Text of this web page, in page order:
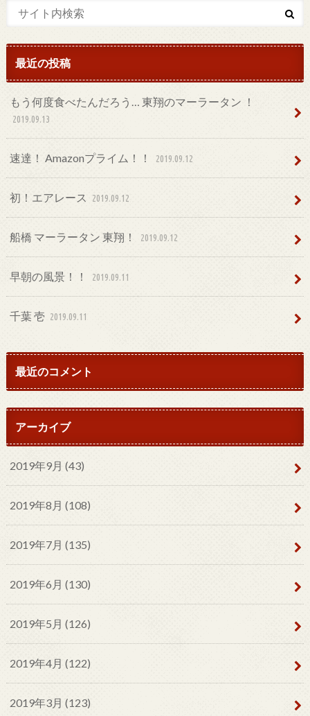
最近の投稿
もう何度食べたんだろう… 東翔のマーラータン ！
2019.09.13
速達！ Amazonプライム！！ 2019.09.12
初！エアレース 2019.09.12
船橋 マーラータン 東翔！ 2019.09.12
早朝の風景！！ 2019.09.11
千葉 壱 2019.09.11
最近のコメント
アーカイブ
2019年9月 (43)
2019年8月 (108)
2019年7月 (135)
2019年6月 (130)
2019年5月 (126)
2019年4月 (122)
2019年3月 (123)